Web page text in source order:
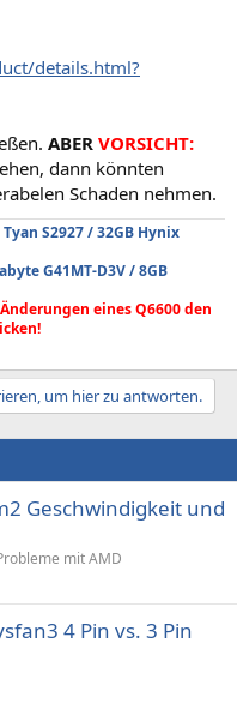
details.html?
ABER VORSICHT:
dann könnten
Schaden nehmen.
S2927 / 32GB Hynix
G41MT-D3V / 8GB
eines Q6600 den
um hier zu antworten.
Geschwindigkeit und
mit AMD
4 Pin vs. 3 Pin